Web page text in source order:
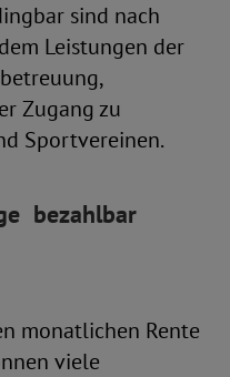
sind nach
Leistungen der
Zugang zu
Sportvereinen.
bezahlbar
monatlichen Rente
viele